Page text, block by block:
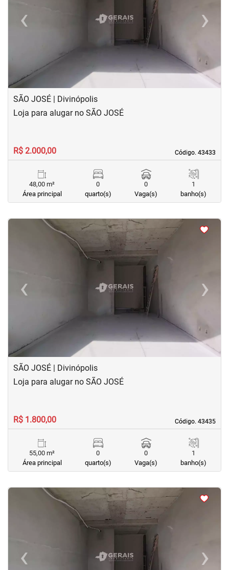
‹Previous ›Next
SÃO JOSÉ | Divinópolis
Código. 43433
Código. 43433
Loja para alugar no SÃO JOSÉ
R$ 2.000,00
48,00 m²
Área principal
0
quarto(s)
0
Vaga(s)
1
banho(s)
<
‹Previous ›Next
SÃO JOSÉ | Divinópolis
Código. 43435
Código. 43435
Loja para alugar no SÃO JOSÉ
R$ 1.800,00
55,00 m²
Área principal
0
quarto(s)
0
Vaga(s)
1
banho(s)
<
‹Previous ›Next